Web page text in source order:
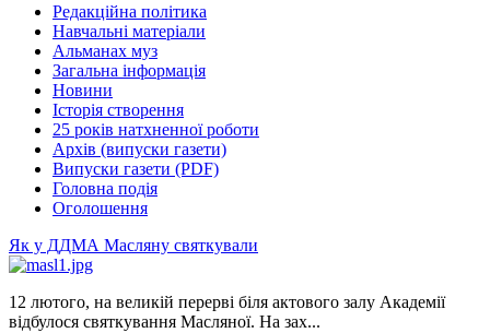
Редакційна політика
Навчальні матеріали
Альманах муз
Загальна інформація
Новини
Історія створення
25 років натхненної роботи
Архів (випуски газети)
Випуски газети (PDF)
Головна подія
Оголошення
Як у ДДМА Масляну святкували
12 лютого, на великій перерві біля актового залу Академії
відбулося святкування Масляної. На зах...